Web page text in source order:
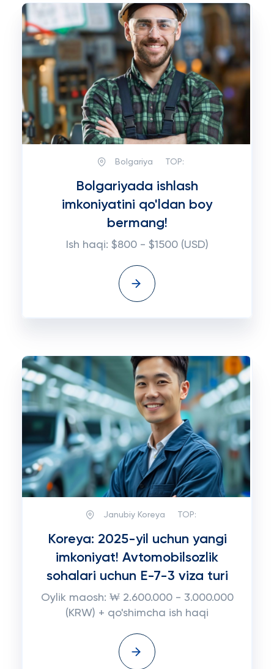
Bolgariya TOP:
Bolgariyada ishlash
imkoniyatini qo'ldan boy
bermang!
Ish haqi: $800 - $1500 (USD)
Janubiy Koreya TOP:
Koreya: 2025-yil uchun yangi
imkoniyat! Avtomobilsozlik
sohalari uchun E-7-3 viza turi
Oylik maosh: ₩ 2.600.000 - 3.000.000
(KRW) + qo'shimcha ish haqi